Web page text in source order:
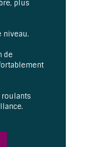
plus
niveau.
de